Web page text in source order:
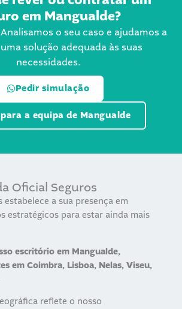
em Mangualde?
o seu caso e ajudamos a
solução adequada às suas
necessidades.
Pedir simulação
a equipa de Mangualde
Oficial Seguros
estabelece a sua presença em
estratégicos para estar ainda mais
escritório em Mangualde,
em Coimbra, Lisboa, Nelas, Viseu,
reflete o nosso